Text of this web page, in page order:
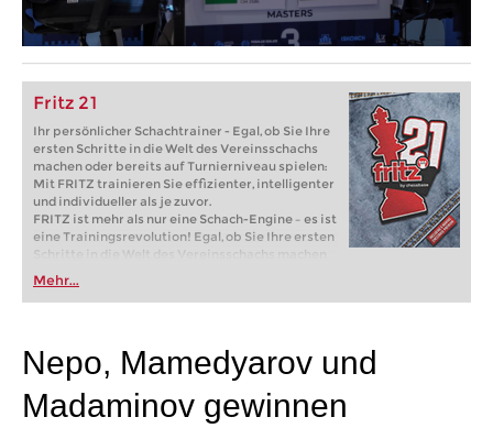
Fritz 21
Ihr persönlicher Schachtrainer - Egal, ob Sie Ihre
ersten Schritte in die Welt des Vereinsschachs
machen oder bereits auf Turnierniveau spielen:
Mit FRITZ trainieren Sie effizienter, intelligenter
und individueller als je zuvor.
FRITZ ist mehr als nur eine Schach-Engine – es ist
eine Trainingsrevolution! Egal, ob Sie Ihre ersten
Schritte in die Welt des Vereinsschachs machen
oder bereits auf Turnierniveau spielen: Mit
FRITZ trainieren Sie effizienter, intelligenter und
individueller als je zuvor.
Mehr...
Nepo, Mamedyarov und
Madaminov gewinnen